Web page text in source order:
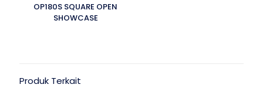
OP180S SQUARE OPEN
SHOWCASE
Produk Terkait